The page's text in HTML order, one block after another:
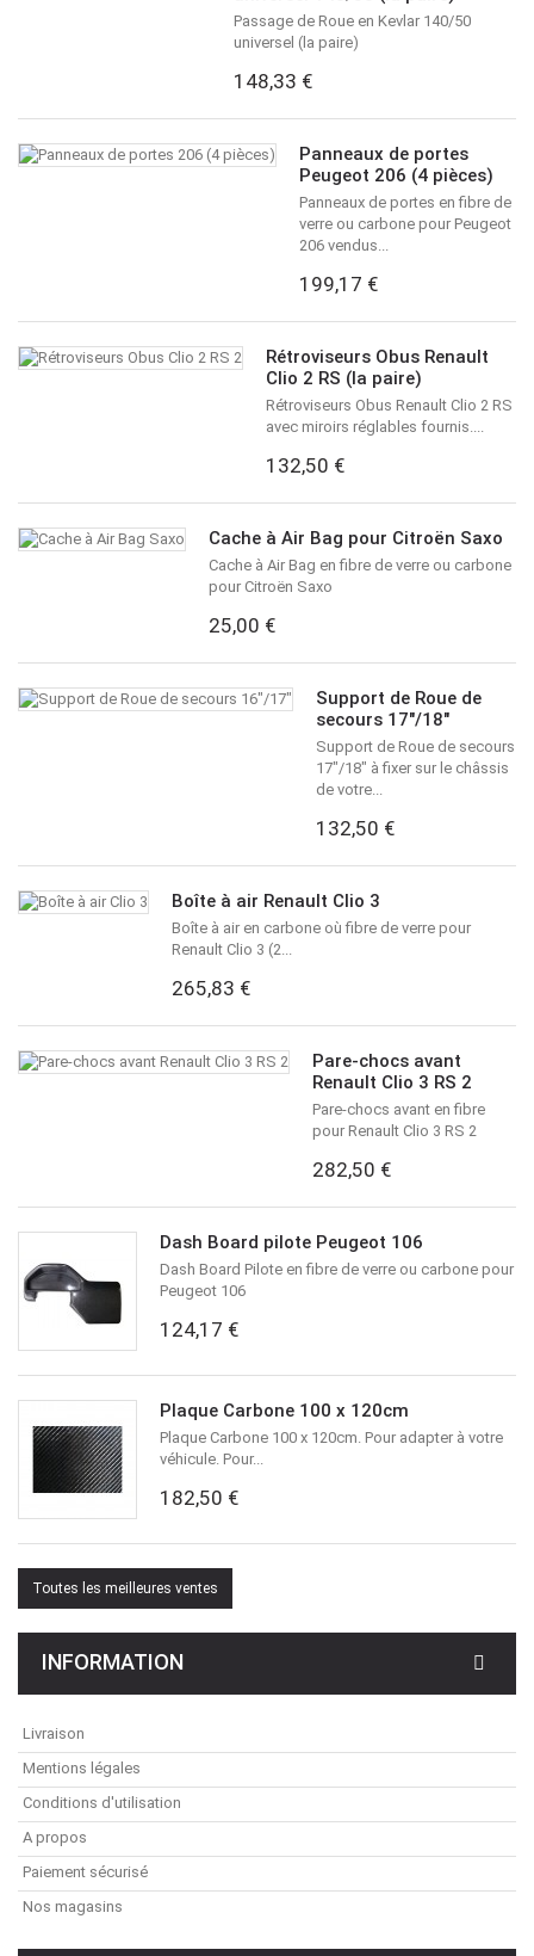
Passage de Roue en Kevlar 140/50
universel (la paire)
148,33 €
Panneaux de portes
Peugeot 206 (4 pièces)
Panneaux de portes en fibre de
verre ou carbone pour Peugeot
206 vendus...
199,17 €
Rétroviseurs Obus Renault
Clio 2 RS (la paire)
Rétroviseurs Obus Renault Clio 2 RS
avec miroirs réglables fournis....
132,50 €
Cache à Air Bag pour Citroën Saxo
Cache à Air Bag en fibre de verre ou carbone
pour Citroën Saxo
25,00 €
Support de Roue de
secours 17"/18"
Support de Roue de secours
17"/18" à fixer sur le châssis
de votre...
132,50 €
Boîte à air Renault Clio 3
Boîte à air en carbone où fibre de verre pour
Renault Clio 3 (2...
265,83 €
Pare-chocs avant
Renault Clio 3 RS 2
Pare-chocs avant en fibre
pour Renault Clio 3 RS 2
282,50 €
Dash Board pilote Peugeot 106
Dash Board Pilote en fibre de verre ou carbone pour
Peugeot 106
124,17 €
Plaque Carbone 100 x 120cm
Plaque Carbone 100 x 120cm. Pour adapter à votre
véhicule. Pour...
182,50 €
Toutes les meilleures ventes
INFORMATION
Livraison
Mentions légales
Conditions d'utilisation
A propos
Paiement sécurisé
Nos magasins